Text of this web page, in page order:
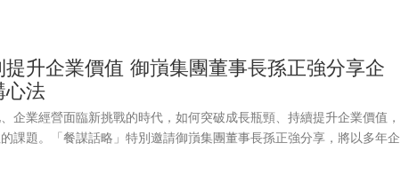
升企業價值 御嵿集團董事長孫正強分享企
心法
企業經營面臨新挑戰的時代，如何突破成長瓶頸、持續提升企業價值，
課題。「餐謀話略」特別邀請御嵿集團董事長孫正強分享，將以多年企
，深入剖析企業成長、策略併購與價值提升背後的關鍵思維。